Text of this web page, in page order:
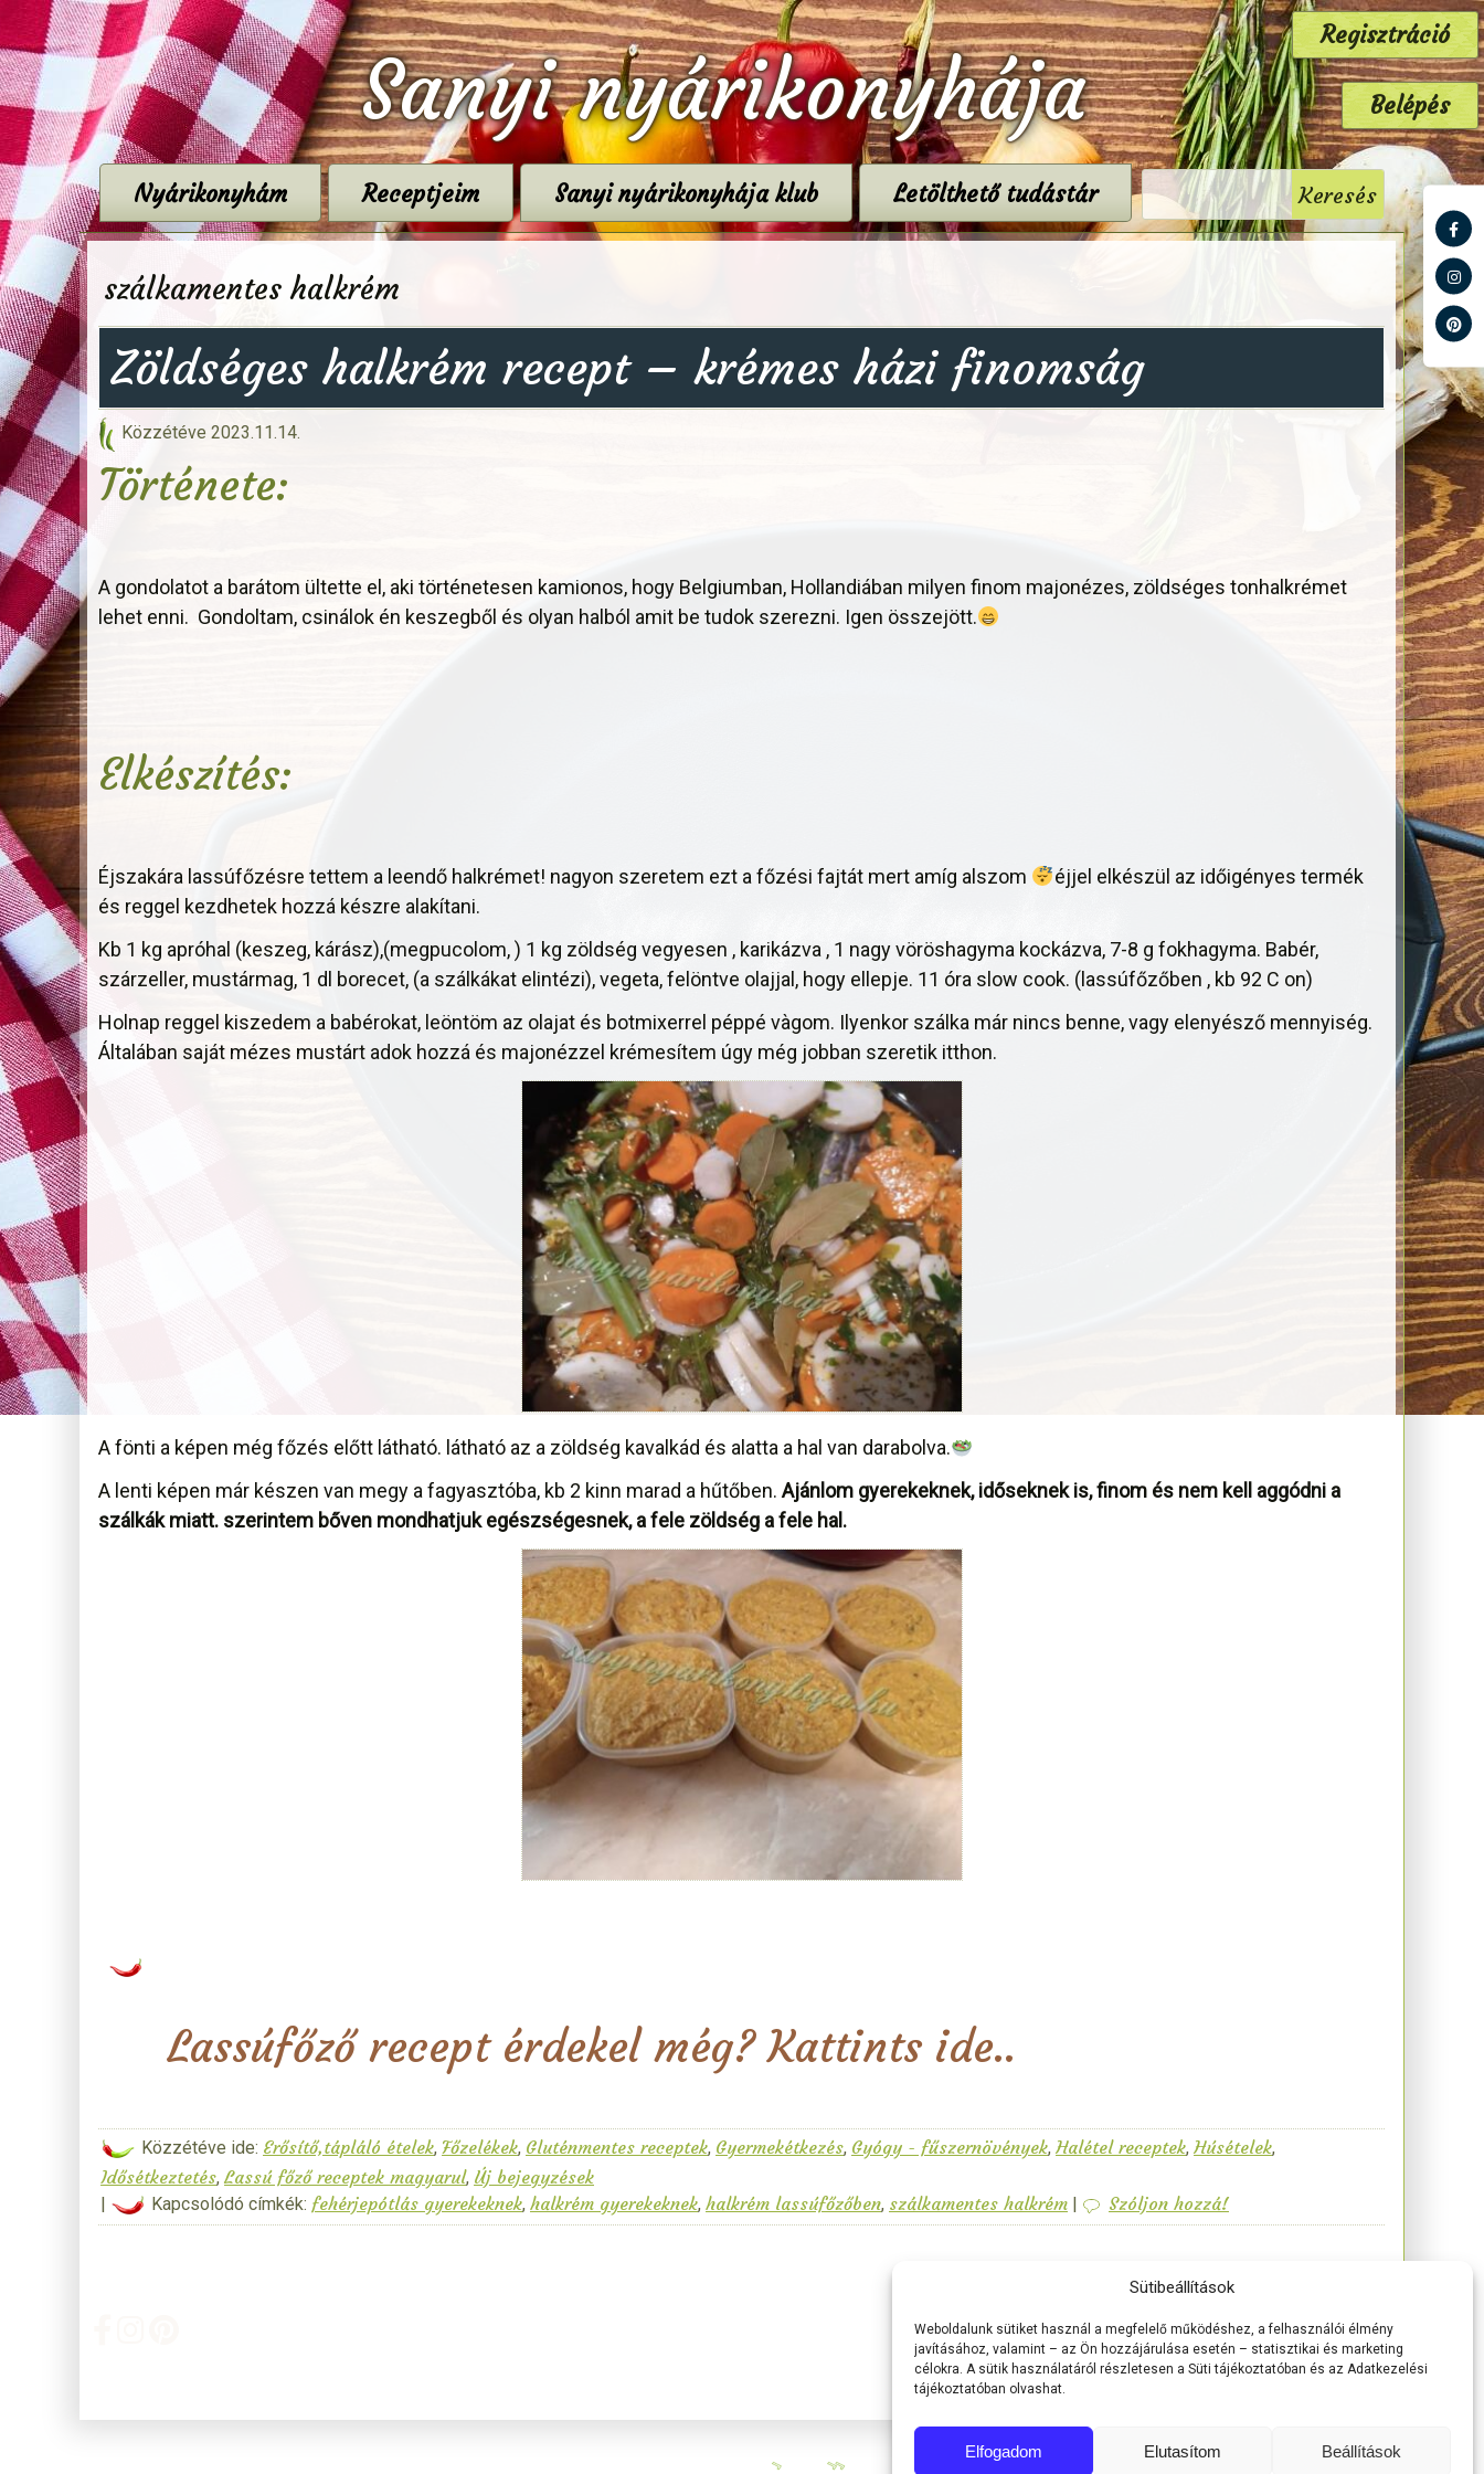
Sütibeállítások
Weboldalunk sütiket használ a megfelelő működéshez, a felhasználói élmény
javításához, valamint – az Ön hozzájárulása esetén – statisztikai és marketing
célokra. A sütik használatáról részletesen a Süti tájékoztatóban és az Adatkezelési
tájékoztatóban olvashat.
Elfogadom Elutasítom Beállítások
Regisztráció
Belépés
Sanyi nyárikonyhája
Nyárikonyhám Receptjeim Sanyi nyárikonyhája klub Letölthető tudástár
szálkamentes halkrém
Zöldséges halkrém recept – krémes házi finomság
Közzétéve 2023.11.14.
Története:
A gondolatot a barátom ültette el, aki történetesen kamionos, hogy Belgiumban, Hollandiában milyen finom majonézes, zöldséges tonhalkrémet
lehet enni. Gondoltam, csinálok én keszegből és olyan halból amit be tudok szerezni. Igen összejött.
Elkészítés:
Éjszakára lassúfőzésre tettem a leendő halkrémet! nagyon szeretem ezt a főzési fajtát mert amíg alszom
éjjel elkészül az időigényes termék
és reggel kezdhetek hozzá készre alakítani.
Kb 1 kg apróhal (keszeg, kárász),(megpucolom, ) 1 kg zöldség vegyesen , karikázva , 1 nagy vöröshagyma kockázva, 7-8 g fokhagyma. Babér,
szárzeller, mustármag, 1 dl borecet, (a szálkákat elintézi), vegeta, felöntve olajjal, hogy ellepje. 11 óra slow cook. (lassúfőzőben , kb 92 C on)
Holnap reggel kiszedem a babérokat, leöntöm az olajat és botmixerrel péppé vàgom. Ilyenkor szálka már nincs benne, vagy elenyésző mennyiség.
Általában saját mézes mustárt adok hozzá és majonézzel krémesítem úgy még jobban szeretik itthon.
A fönti a képen még főzés előtt látható. látható az a zöldség kavalkád és alatta a hal van darabolva.
A lenti képen már készen van megy a fagyasztóba, kb 2 kinn marad a hűtőben. Ajánlom gyerekeknek, időseknek is, finom és nem kell aggódni a
szálkák miatt. szerintem bőven mondhatjuk egészségesnek, a fele zöldség a fele hal.
Lassúfőző recept érdekel még? Kattints ide..
Közzétéve ide: Erősítő,tápláló ételek, Főzelékek, Gluténmentes receptek, Gyermekétkezés, Gyógy - fűszernövények, Halétel receptek, Húsételek,
Idősétkeztetés, Lassú főző receptek magyarul, Új bejegyzések
| Kapcsolódó címkék: fehérjepótlás gyerekeknek, halkrém gyerekeknek, halkrém lassúfőzőben, szálkamentes halkrém | Szóljon hozzá!